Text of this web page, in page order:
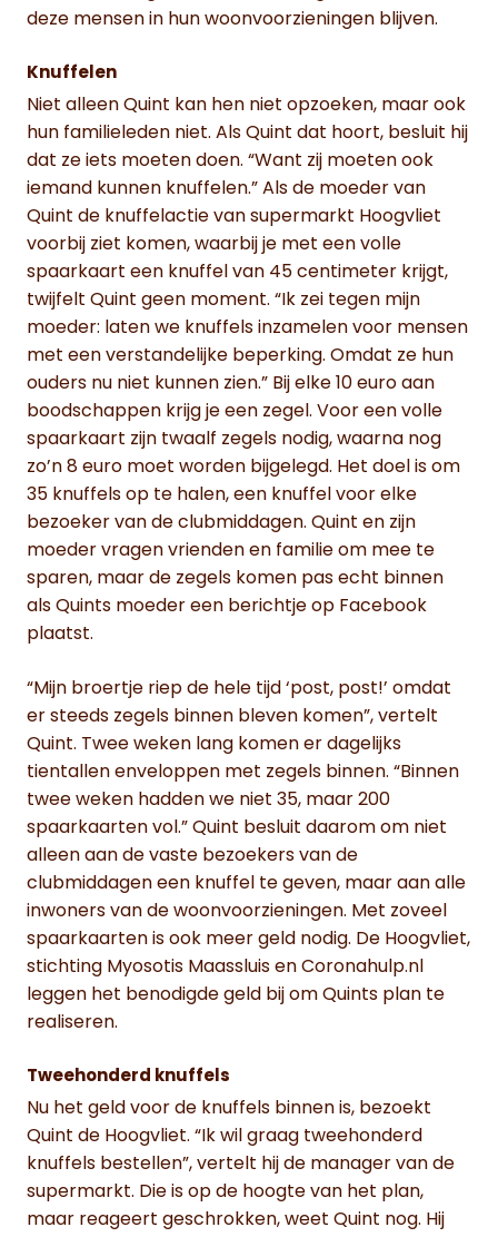
deze mensen in hun woonvoorzieningen blijven.
Knuffelen
Niet alleen Quint kan hen niet opzoeken, maar ook
hun familieleden niet. Als Quint dat hoort, besluit hij
dat ze iets moeten doen. “Want zij moeten ook
iemand kunnen knuffelen.” Als de moeder van
Quint de knuffelactie van supermarkt Hoogvliet
voorbij ziet komen, waarbij je met een volle
spaarkaart een knuffel van 45 centimeter krijgt,
twijfelt Quint geen moment. “Ik zei tegen mijn
moeder: laten we knuffels inzamelen voor mensen
met een verstandelijke beperking. Omdat ze hun
ouders nu niet kunnen zien.” Bij elke 10 euro aan
boodschappen krijg je een zegel. Voor een volle
spaarkaart zijn twaalf zegels nodig, waarna nog
zo’n 8 euro moet worden bijgelegd. Het doel is om
35 knuffels op te halen, een knuffel voor elke
bezoeker van de clubmiddagen. Quint en zijn
moeder vragen vrienden en familie om mee te
sparen, maar de zegels komen pas echt binnen
als Quints moeder een berichtje op Facebook
plaatst.
“Mijn broertje riep de hele tijd ‘post, post!’ omdat
er steeds zegels binnen bleven komen”, vertelt
Quint. Twee weken lang komen er dagelijks
tientallen enveloppen met zegels binnen. “Binnen
twee weken hadden we niet 35, maar 200
spaarkaarten vol.” Quint besluit daarom om niet
alleen aan de vaste bezoekers van de
clubmiddagen een knuffel te geven, maar aan alle
inwoners van de woonvoorzieningen. Met zoveel
spaarkaarten is ook meer geld nodig. De Hoogvliet,
stichting Myosotis Maassluis en Coronahulp.nl
leggen het benodigde geld bij om Quints plan te
realiseren.
Tweehonderd knuffels
Nu het geld voor de knuffels binnen is, bezoekt
Quint de Hoogvliet. “Ik wil graag tweehonderd
knuffels bestellen”, vertelt hij de manager van de
supermarkt. Die is op de hoogte van het plan,
maar reageert geschrokken, weet Quint nog. Hij